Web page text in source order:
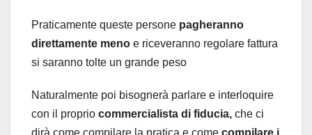
Praticamente queste persone pagheranno
direttamente meno e riceveranno regolare fattura
si saranno tolte un grande peso
Naturalmente poi bisognerà parlare e interloquire
con il proprio commercialista di fiducia, che ci
dirà come compilare la pratica e come compilare i